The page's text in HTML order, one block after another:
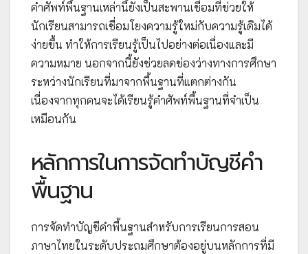
คำศัพท์พื้นฐานเหล่านี้ยังเป็นสะพานเชื่อมที่ช่วยให้
นักเรียนสามารถเชื่อมโยงความรู้ใหม่กับความรู้เดิมได้
ง่ายขึ้น ทำให้การเรียนรู้เป็นไปอย่างต่อเนื่องและมี
ความหมาย นอกจากนี้ยังช่วยลดช่องว่างทางการศึกษา
ระหว่างนักเรียนที่มาจากพื้นฐานที่แตกต่างกัน
เนื่องจากทุกคนจะได้เรียนรู้คำศัพท์พื้นฐานที่จำเป็น
เหมือนกัน
หลักการในการจัดทำบัญชีคำ
พื้นฐาน
การจัดทำบัญชีคำพื้นฐานสำหรับการเรียนการสอน
ภาษาไทยในระดับประถมศึกษาต้องอยู่บนหลักการที่มี